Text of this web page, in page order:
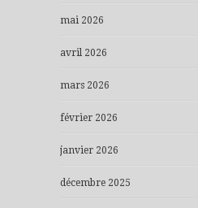
mai 2026
avril 2026
mars 2026
février 2026
janvier 2026
décembre 2025